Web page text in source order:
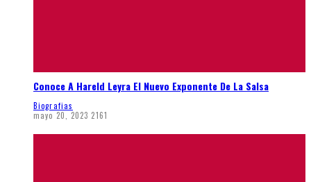
Conoce A Hareld Leyra El Nuevo Exponente De La Salsa
Biografias
mayo 20, 2023 2161